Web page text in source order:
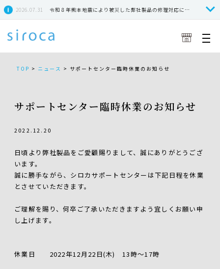
2026.07.31 令和８年熊本地震により被災した弊社製品の修理対応につきまして
TOP > ニュース > サポートセンター臨時休業のお知らせ
サポートセンター臨時休業のお知らせ
2022.12.20
日頃より弊社製品をご愛顧賜りまして、誠にありがとうござ
います。
誠に勝手ながら、シロカサポートセンターは下記日程を休業
とさせていただきます。
ご理解を賜り、何卒ご了承いただきますよう宜しくお願い申
し上げます。
休業日 2022年12月22日(木) 13時～17時